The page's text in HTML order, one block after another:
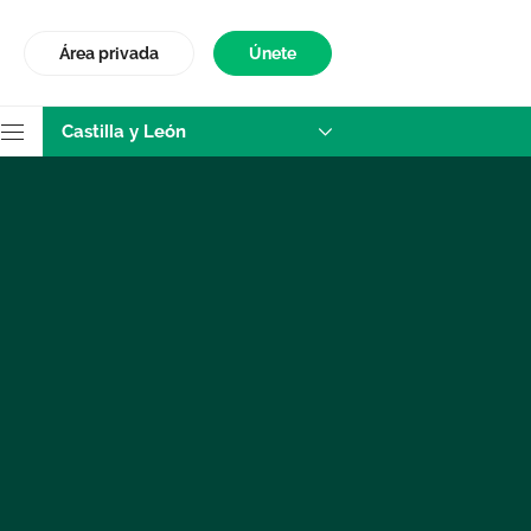
Área privada Únete
Castilla y León